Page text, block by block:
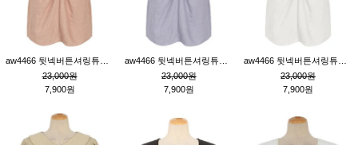
23,000원
7,900원
23,000원
7,900원
23,000원
7,900원